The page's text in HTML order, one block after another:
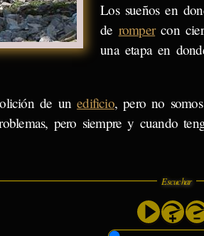
Los sueños en
de rompercon
una etapa en
de unedificio, pero no
pero siempre y cuando
Escuchar